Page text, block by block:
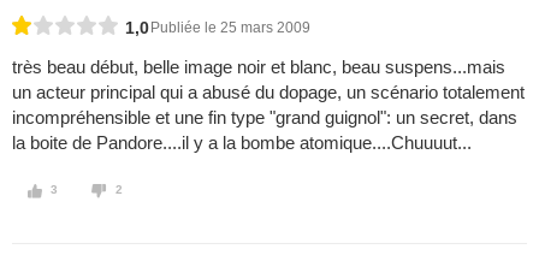
1,0 Publiée le 25 mars 2009
très beau début, belle image noir et blanc, beau suspens...mais
un acteur principal qui a abusé du dopage, un scénario totalement
incompréhensible et une fin type "grand guignol": un secret, dans
la boite de Pandore....il y a la bombe atomique....Chuuuut...
3 2